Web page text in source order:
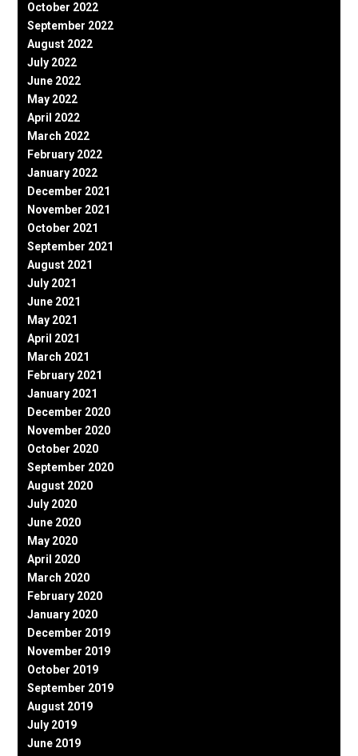
October 2022
September 2022
August 2022
July 2022
June 2022
May 2022
April 2022
March 2022
February 2022
January 2022
December 2021
November 2021
October 2021
September 2021
August 2021
July 2021
June 2021
May 2021
April 2021
March 2021
February 2021
January 2021
December 2020
November 2020
October 2020
September 2020
August 2020
July 2020
June 2020
May 2020
April 2020
March 2020
February 2020
January 2020
December 2019
November 2019
October 2019
September 2019
August 2019
July 2019
June 2019